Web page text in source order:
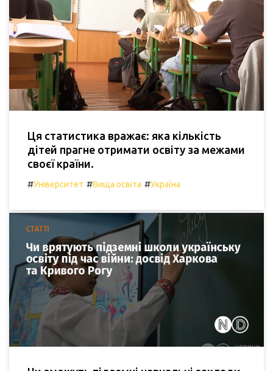
Ця статистика вражає: яка кількість
дітей прагне отримати освіту за межами
своєї країни.
#Університет #Вища освіта #Україна